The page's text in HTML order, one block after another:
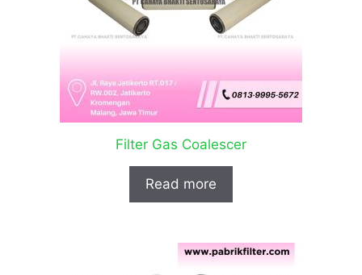
Filter Gas Coalescer
Read more